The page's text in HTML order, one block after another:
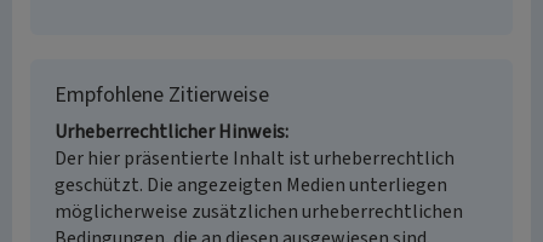
Empfohlene Zitierweise
Urheberrechtlicher Hinweis
Der hier präsentierte Inhalt ist urheberrechtlich
geschützt. Die angezeigten Medien unterliegen
möglicherweise zusätzlichen urheberrechtlichen